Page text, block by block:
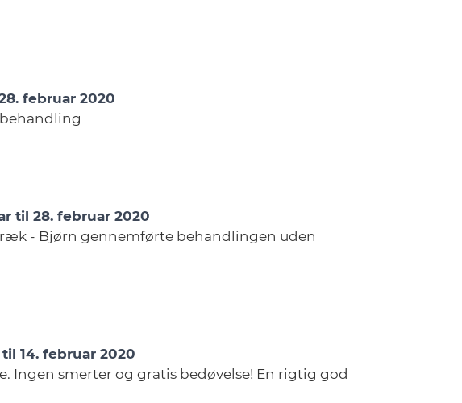
februar 2020
til 28. februar 2020
- Bjørn gennemførte behandlingen uden
14. februar 2020
Ingen smerter og gratis bedøvelse! En rigtig god